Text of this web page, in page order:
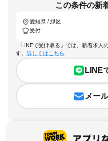
この条件の新
愛知県 / 緑区
受付
「LINEで受け取る」では、新着求人
す。 詳しくはこちら
LINE
メー